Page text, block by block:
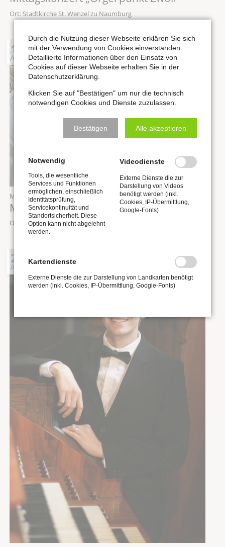
Ort: Stadtkirche St. Wenzel zu Naumburg
19
AUG
Mittwoch,19.08.2026, 12:00 Uhr
Mittagskonzert „Orgel punkt Zwölf“
Ort: Stadtkirche St. Wenzel zu Naumburg
21
AUG
Durch die Nutzung dieser Webseite erklären Sie sich
mit der Verwendung von Cookies einverstanden.
Detaillierte Informationen über den Einsatz von
Cookies auf dieser Webseite erhalten Sie in der
Datenschutzerklärung.
Klicken Sie auf "Bestätigen" um nur die technisch
notwendigen Cookies und Dienste zuzulassen.
Bestätigen Alle akzeptieren
Notwendig
Tools, die wesentliche
Services und Funktionen
ermöglichen, einschließlich
Identitätsprüfung,
Servicekontinuität und
Standortsicherheit. Diese
Option kann nicht abgelehnt
werden.
Videodienste
Externe Dienste die zur
Darstellung von Videos
benötigt werden (inkl.
Cookies, IP-Übermittlung,
Google-Fonts)
Kartendienste
Externe Dienste die zur Darstellung von Landkarten benötigt
werden (inkl. Cookies, IP-Übermittlung, Google-Fonts)